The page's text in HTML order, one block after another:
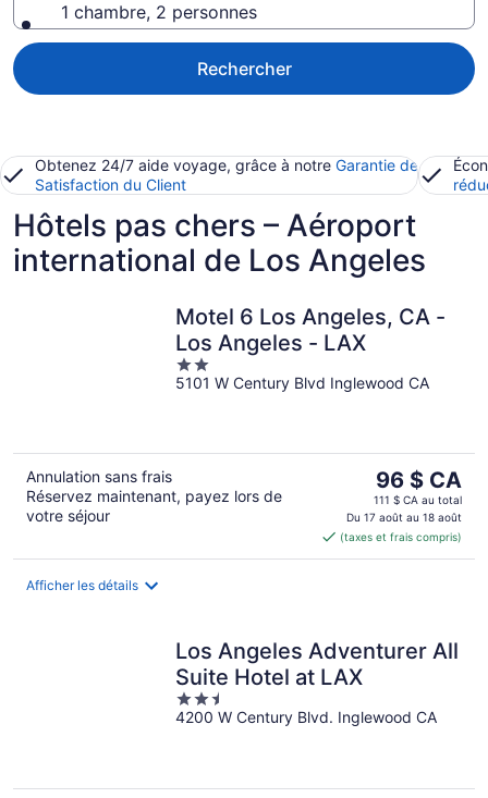
1 chambre, 2 personnes
Rechercher
Obtenez 24/7 aide voyage, grâce à notre Garantie de
Satisfaction du Client
Hôtels pas chers – Aéroport
international de Los Angeles
Motel 6 Los Angeles, CA -
Los Angeles - LAX
2
out
5101 W Century Blvd Inglewood CA
Annulation sans frais
Réservez maintenant, payez lors de
votre séjour
Le
prix
est
de 96 $ CA
par
96 $ CA
111 $ CA au total
Du 17 août au 18 août
(taxes et frais compris)
Afficher les détails
Los Angeles Adventurer All
Suite Hotel at LAX
2.5
out
4200 W Century Blvd. Inglewood CA